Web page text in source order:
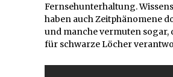
Fernsehunterhaltung.
haben auch Zeitphänomene
und manche vermuten sogar,
für schwarze Löcher